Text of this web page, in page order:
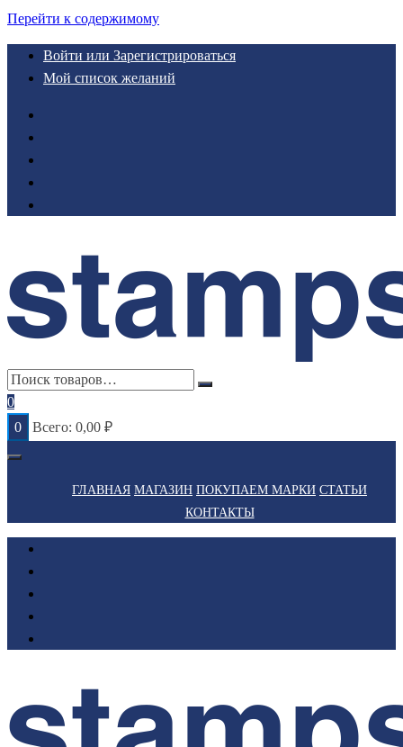
Перейти к содержимому
Войти или Зарегистрироваться
Мой список желаний
0
0
Всего: 0,00 ₽
ГЛАВНАЯ МАГАЗИН ПОКУПАЕМ МАРКИ СТАТЬИ
КОНТАКТЫ